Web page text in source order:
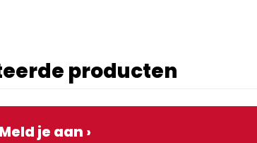
producten
Meld je aan ›